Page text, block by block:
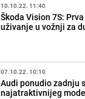
10.10.22. 11:40
Škoda Vision 7S:
uživanje u vožnji za
07.10.22. 10:10
Audi ponudio zadnju
najatraktivnijeg